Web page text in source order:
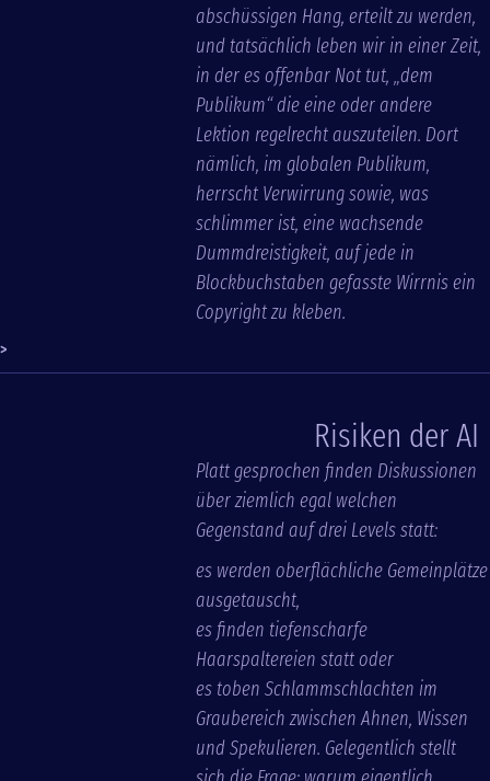
abschüssigen Hang, erteilt zu werden,
und tatsächlich leben wir in einer Zeit,
in der es offenbar Not tut, „dem
Publikum“ die eine oder andere
Lektion regelrecht auszuteilen. Dort
nämlich, im globalen Publikum,
herrscht Verwirrung sowie, was
schlimmer ist, eine wachsende
Dummdreistigkeit, auf jede in
Blockbuchstaben gefasste Wirrnis ein
Copyright zu kleben.
>
Risiken der AI
Platt gesprochen finden Diskussionen
über ziemlich egal welchen
Gegenstand auf drei Levels statt:
es werden oberflächliche Gemeinplätze
ausgetauscht,
es finden tiefenscharfe
Haarspaltereien statt oder
es toben Schlammschlachten im
Graubereich zwischen Ahnen, Wissen
und Spekulieren. Gelegentlich stellt